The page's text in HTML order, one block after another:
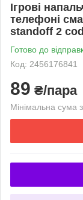
Ігрові
телефоні
standoff 2
Готово до
Код: 2456176841
89 ₴/пара
Мінімальна сума